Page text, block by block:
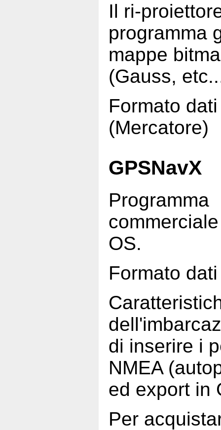
Il ri-
programma
mappe
(Gauss,
Formato
(Mercatore)
GPSNavX
Programma
OS.
Formato
di inserire i
NMEA
ed export in
Per